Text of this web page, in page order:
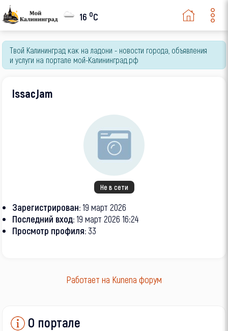
16 oC
Твой Калининград как на ладони - новости города, объявления
и услуги на портале мой-Калининград.рф
IssacJam
Не в сети
Зарегистрирован:19 март 2026
Последний вход:19 март 2026 16:24
Просмотр профиля: 33
Работает на Kunena форум
О портале